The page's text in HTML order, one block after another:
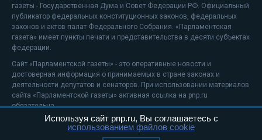
газеты - Государственная Дума и Совет Федерации РФ. Официальный
публикатор федеральных конституционных законов, федеральных
законов и актов палат Федерального Собрания. «Парламентская
газета» имеет пункты печати и представительства в десяти субъектах
федерации.
Сайт «Парламентской газеты» - это оперативные новости и
достоверная информация о принимаемых в стране законах и
деятельности депутатов и сенаторов. При использовании материалов
сайта «Парламентской газеты» активная ссылка на pnp.ru
обязательна.
На информационном ресурсе применяютсярекомендательные
Используя сайт pnp.ru, Вы соглашаетесь с
использованием файлов cookie